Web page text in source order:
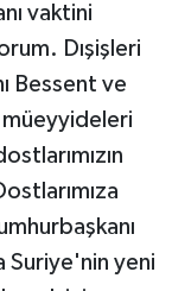
vaktini
Dışişleri
Bessent ve
Suriye'nin yeni